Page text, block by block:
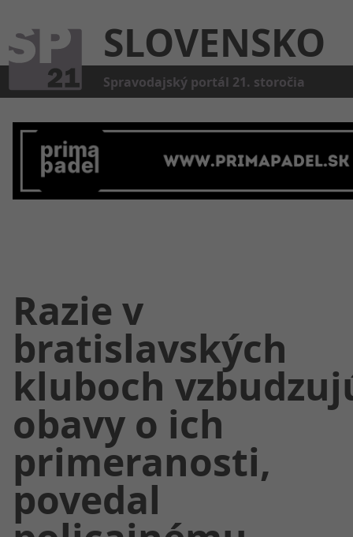
SLOVENSKO
Spravodajský portál 21. storočia
Razie v
bratislavských
kluboch
obavy o ich
primeranosti,
povedal